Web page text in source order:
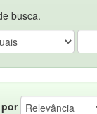
busca.